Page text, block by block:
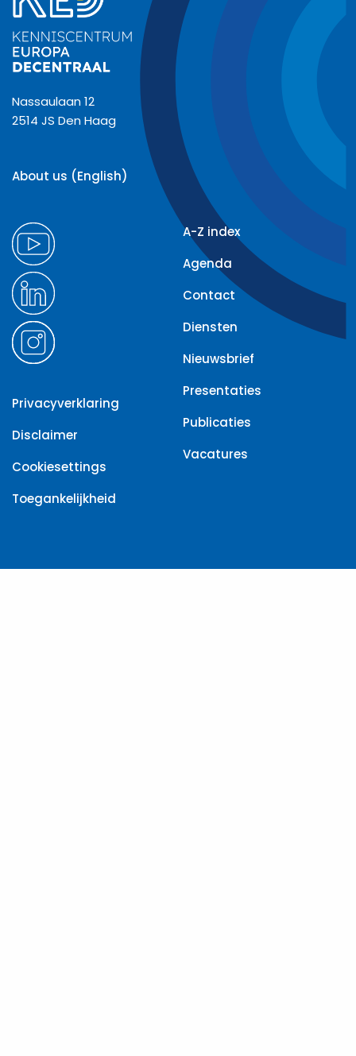
Nassaulaan 12
2514 JS Den Haag
About us (English)
Privacyverklaring
Disclaimer
Cookiesettings
Toegankelijkheid
A-Z index
Agenda
Contact
Diensten
Nieuwsbrief
Presentaties
Publicaties
Vacatures